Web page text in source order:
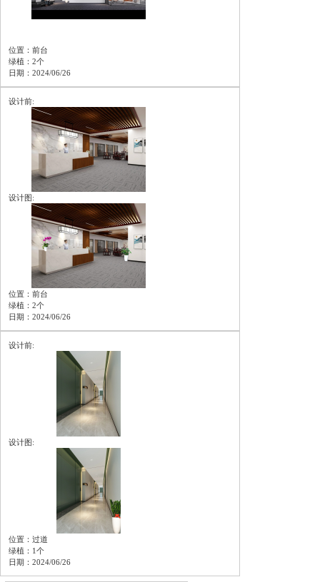
位置：前台
绿植：2个
日期：2024/06/26
设计前:
设计图:
位置：前台
绿植：2个
日期：2024/06/26
设计前:
设计图:
位置：过道
绿植：1个
日期：2024/06/26